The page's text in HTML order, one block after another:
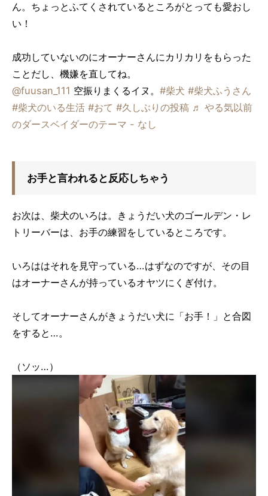
ん。ちょっとふてくされているところがとっても愛おし
い！
成功していないのにオーナーさんにカリカリをもらった
ことだし、機嫌を直してね。
@fuusan_111 空振りまくるイヌ。 #柴犬 #柴犬ふうさん
#柴犬のいる生活 #おて #久しぶりの投稿 ♬ やる気以前
のダースベイダーのテーマ - なし
お手と言われると反応しちゃう
お次は、柴犬のいろは。きょうだい犬のゴールデン・レ
トリーバーは、お手の練習をしているところです。
いろははそれを見守っている…はずなのですが、その目
はオーナーさんが持っているオヤツにくぎ付け。
そしてオーナーさんがきょうだい犬に「お手！」と合図
をすると…。
（ソッ…）